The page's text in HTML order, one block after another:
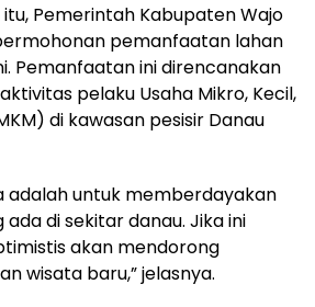
Pemerintah Kabupaten Wajo
pemanfaatan lahan
Pemanfaatan ini direncanakan
pelaku Usaha Mikro, Kecil,
di kawasan pesisir Danau
adalah untuk memberdayakan
ada di sekitar danau. Jika ini
akan mendorong
wisata baru,” jelasnya.